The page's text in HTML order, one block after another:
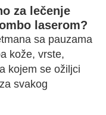
za lečenje
laserom?
sa pauzama
kože, vrste,
kojem se ožiljci
svakog